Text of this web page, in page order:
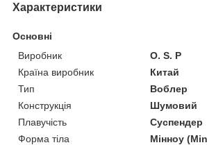
Характеристики
Основні
Виробник
O. S. P
Країна виробник
Китай
Тип
Воблер
Конструкція
Шумовий
Плавучість
Суспендер
Форма тіла
Мінноу